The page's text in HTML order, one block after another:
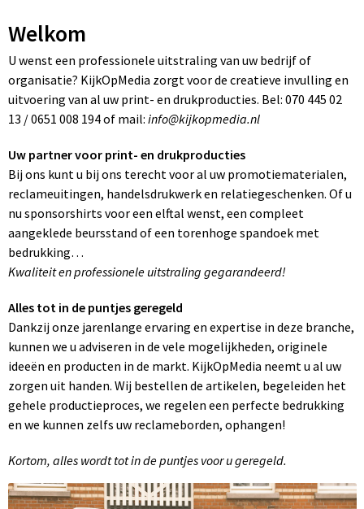
Welkom
U wenst een professionele uitstraling van uw bedrijf of
organisatie? KijkOpMedia zorgt voor de creatieve invulling en
uitvoering van al uw print- en drukproducties. Bel: 070 445 02
13 / 0651 008 194 of mail: info@kijkopmedia.nl
Uw partner voor print- en drukproducties
Bij ons kunt u bij ons terecht voor al uw promotiematerialen,
reclameuitingen, handelsdrukwerk en relatiegeschenken. Of u
nu sponsorshirts voor een elftal wenst, een compleet
aangeklede beursstand of een torenhoge spandoek met
bedrukking…
Kwaliteit en professionele uitstraling gegarandeerd!
Alles tot in de puntjes geregeld
Dankzij onze jarenlange ervaring en expertise in deze branche,
kunnen we u adviseren in de vele mogelijkheden, originele
ideeën en producten in de markt. KijkOpMedia neemt u al uw
zorgen uit handen. Wij bestellen de artikelen, begeleiden het
gehele productieproces, we regelen een perfecte bedrukking
en we kunnen zelfs uw reclameborden, ophangen!
Kortom, alles wordt tot in de puntjes voor u geregeld.